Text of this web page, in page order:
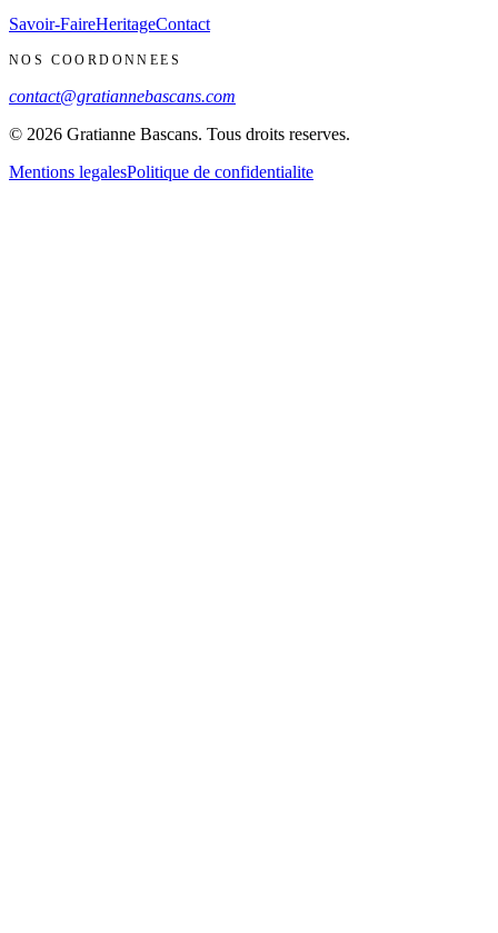
Savoir-FaireHeritageContact
NOS COORDONNEES
contact@gratiannebascans.com
© 2026 Gratianne Bascans. Tous droits reserves.
Mentions legalesPolitique de confidentialite